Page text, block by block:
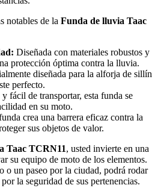
notables de la Funda de lluvia Taac
Diseñada con materiales robustos y
protección óptima contra la lluvia.
diseñada para la alforja de sillín
perfecto.
fácil de transportar, esta funda se
en su moto.
crea una barrera eficaz contra la
sus objetos de valor.
Taac TCRN11, usted invierte en una
su equipo de moto de los elementos.
o un paseo por la ciudad, podrá rodar
la seguridad de sus pertenencias.